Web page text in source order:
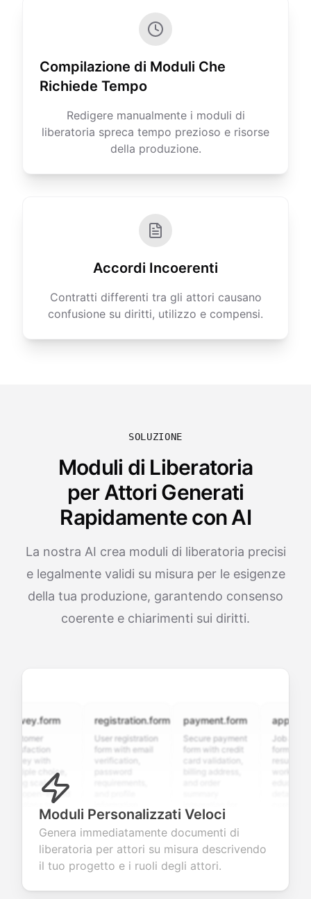
Compilazione di Moduli Che
Richiede Tempo
Redigere manualmente i moduli di
liberatoria spreca tempo prezioso e risorse
della produzione.
Accordi Incoerenti
Contratti differenti tra gli attori causano
confusione su diritti, utilizzo e compensi.
SOLUZIONE
Moduli di Liberatoria
per Attori Generati
Rapidamente con AI
La nostra AI crea moduli di liberatoria precisi
e legalmente validi su misura per le esigenze
della tua produzione, garantendo consenso
coerente e chiarimenti sui diritti.
with
open-ended
valuable
about
products or
registration.form
User registration
form with email
verification,
fields for
seamless
account
creation.
payment.form
Secure payment
form with credit
card validation,
smooth e-
commerce
transactions.
Job
form with
resume
candidate
Moduli Personalizzati Veloci
Genera immediatamente documenti di
liberatoria per attori su misura descrivendo
il tuo progetto e i ruoli degli attori.